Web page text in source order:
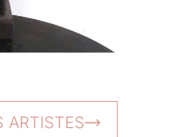
ARTISTES